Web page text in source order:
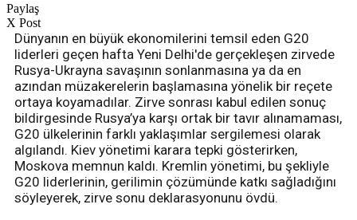
Paylaş
X Post
Dünyanın en büyük ekonomilerini temsil eden G20
liderleri geçen hafta Yeni Delhi'de gerçekleşen zirvede
Rusya-Ukrayna savaşının sonlanmasına ya da en
azından müzakerelerin başlamasına yönelik bir reçete
ortaya koyamadılar. Zirve sonrası kabul edilen sonuç
bildirgesinde Rusya’ya karşı ortak bir tavır alınamaması,
G20 ülkelerinin farklı yaklaşımlar sergilemesi olarak
algılandı. Kiev yönetimi karara tepki gösterirken,
Moskova memnun kaldı. Kremlin yönetimi, bu şekliyle
G20 liderlerinin, gerilimin çözümünde katkı sağladığını
söyleyerek, zirve sonu deklarasyonunu övdü.